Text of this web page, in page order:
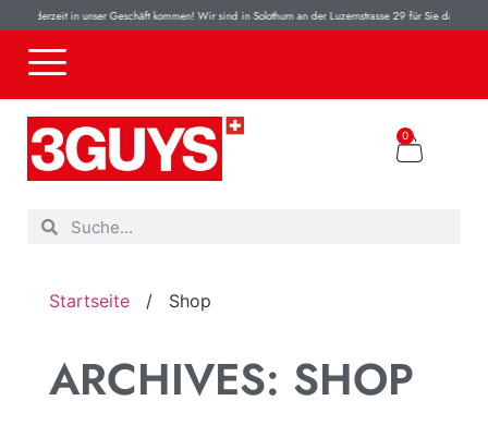
unser Geschäft kommen! Wir sind in Solothurn an der Luzernstrasse 29 für Sie da! 100%
0
Startseite / Shop
ARCHIVES: SHOP